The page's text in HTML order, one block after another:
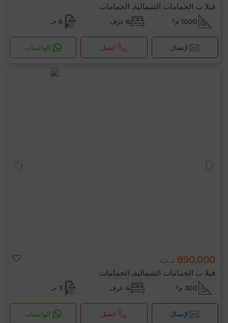
فيلا ب الحمامات الشمالية, الحمامات
1000 م² 6 غرف 6 حـ
لإتصال اتصل الواتساب
890,000 د.ت
فيلا ب الحمامات الشمالية, الحمامات
300 م² 4 غرف 3 حـ
لإتصال اتصل الواتساب